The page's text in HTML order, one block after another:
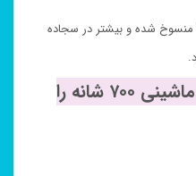
تقریبا منسوخ شده و بیشتر در سجاده
چه زمانی میتوانید فرش ماشینی ۷۰۰ شانه را